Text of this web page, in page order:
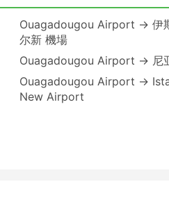
Ouagadougou Airport → 伊
尔新 機場
Ouagadougou Airport → 尼
Ouagadougou Airport →
New Airport